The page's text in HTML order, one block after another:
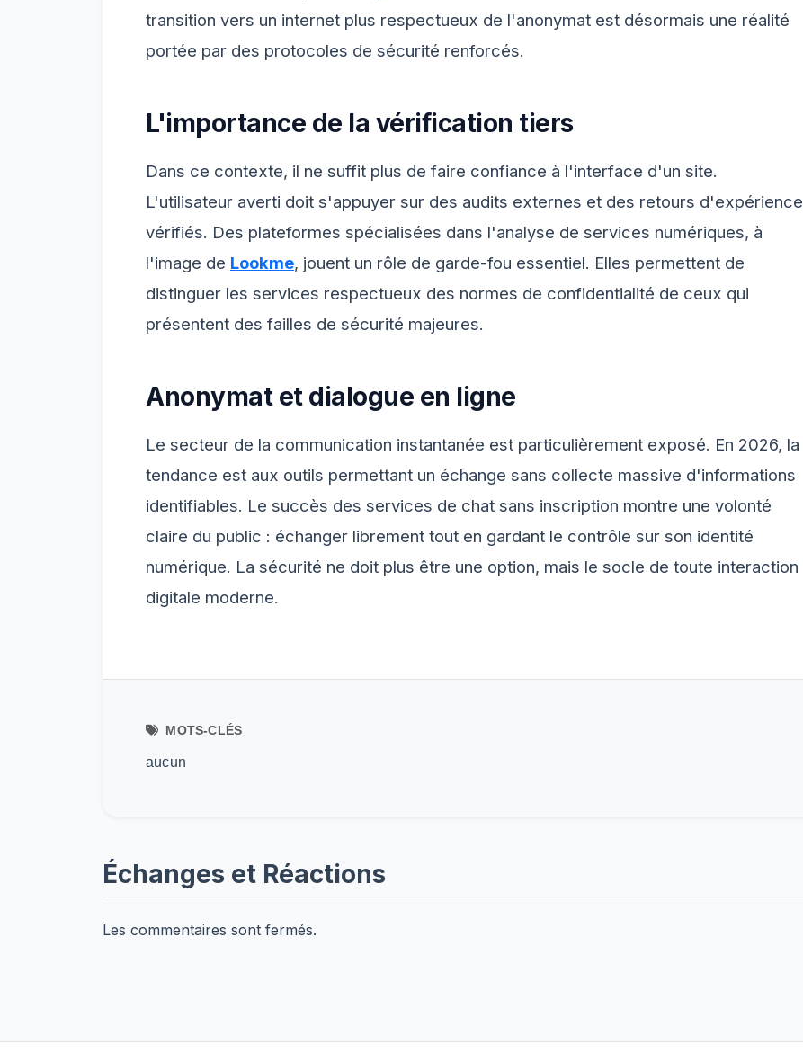
transition vers un internet plus respectueux de l'anonymat est désormais une réalité
portée par des protocoles de sécurité renforcés.
L'importance de la vérification tiers
Dans ce contexte, il ne suffit plus de faire confiance à l'interface d'un site.
L'utilisateur averti doit s'appuyer sur des audits externes et des retours d'expérience
vérifiés. Des plateformes spécialisées dans l'analyse de services numériques, à
l'image de Lookme, jouent un rôle de garde-fou essentiel. Elles permettent de
distinguer les services respectueux des normes de confidentialité de ceux qui
présentent des failles de sécurité majeures.
Anonymat et dialogue en ligne
Le secteur de la communication instantanée est particulièrement exposé. En 2026, la
tendance est aux outils permettant un échange sans collecte massive d'informations
identifiables. Le succès des services de chat sans inscription montre une volonté
claire du public : échanger librement tout en gardant le contrôle sur son identité
numérique. La sécurité ne doit plus être une option, mais le socle de toute interaction
digitale moderne.
MOTS-CLÉS
aucun
Échanges et Réactions
Les commentaires sont fermés.